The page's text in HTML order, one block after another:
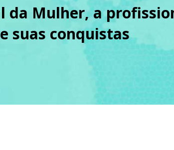
Equipe
Programação
da Mulher, a
suas conquistas